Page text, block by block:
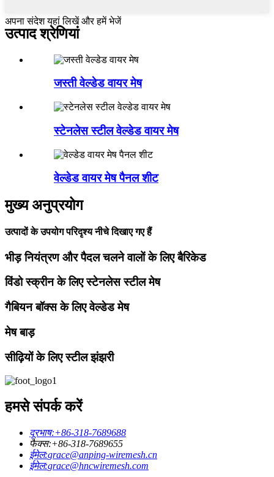
अपना संदेश यहां लिखें और हमें भेजें
उत्पाद श्रेणियां
जस्ती वेल्डेड वायर मेष
स्टेनलेस स्टील वेल्डेड वायर मेष
वेल्डेड वायर मेष पैनल शीट
मुख्य अनुप्रयोग
उत्पादों के उपयोग परिदृश्य नीचे दिखाए गए हैं
भीड़ नियंत्रण और पैदल चलने वालों के लिए बैरिकेड
विंडो स्क्रीन के लिए स्टेनलेस स्टील मेष
गैबियन बॉक्स के लिए वेल्डेड मेष
मेष बाड़
सीढ़ियों के लिए स्टील झंझरी
हमसे संपर्क करें
दूरभाष:+86-318-7689688
फैक्स:+86-318-7689655
ईमेल:grace@anping-wiremesh.cn
ईमेल:grace@hncwiremesh.com